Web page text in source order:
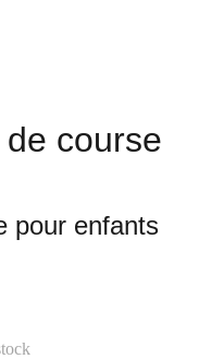
course
pour enfants